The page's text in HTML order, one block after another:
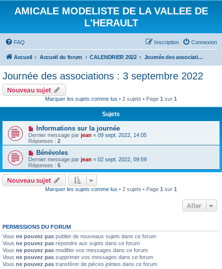
AMICALE MODELISTE DE LA VALLEE DE
L'HERAULT
FAQ Connexion
Inscription
Accueil Accueil du forum CALENDRIER 2022 Journée des associations : 3 septembre 2022
Journée des associations : 3 septembre 2022
Nouveau sujet
Marquer les sujets comme lus • 2 sujets • Page 1 sur 1
Sujets
Informations sur la journée
Dernier message par jean « 09 sept. 2022, 14:05
Réponses : 2
Bénévoles
Dernier message par jean « 02 sept. 2022, 09:59
Réponses : 5
Nouveau sujet
Marquer les sujets comme lus • 2 sujets • Page 1 sur 1
Aller
PERMISSIONS DU FORUM
Vous ne pouvez pas publier de nouveaux sujets dans ce forum
Vous ne pouvez pas répondre aux sujets dans ce forum
Vous ne pouvez pas modifier vos messages dans ce forum
Vous ne pouvez pas supprimer vos messages dans ce forum
Vous ne pouvez pas transférer de pièces jointes dans ce forum